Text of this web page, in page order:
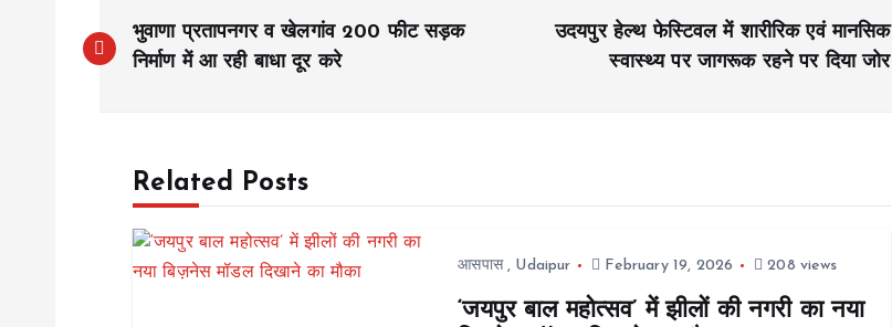
o
भुवाणा प्रतापनगर व खेलगांव 200 फीट सड़क
निर्माण में आ रही बाधा दूर करे
उदयपुर हेल्थ फेस्टिवल में शारीरिक एवं मानसिक
स्वास्थ्य पर जागरूक रहने पर दिया जोर
Related Posts
आसपास, Udaipur February 19, 2026 208 views
‘जयपुर बाल महोत्सव’ में झीलों की नगरी का नया